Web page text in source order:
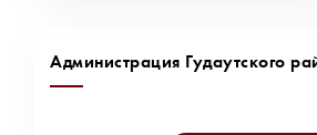
Администрация Гудаутского